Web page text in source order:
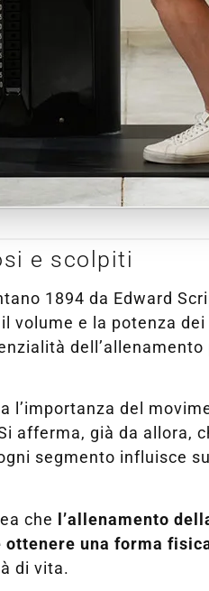
e scolpiti
1894 da Edward
e la potenza
dell’allenamento
l’importanza del
afferma, già da allora,
segmento influisce
che l’allenamento
ottenere una forma
di vita.